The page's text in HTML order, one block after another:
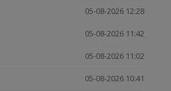
05-08-2026 12:28
05-08-2026 11:42
05-08-2026 11:02
05-08-2026 10:41